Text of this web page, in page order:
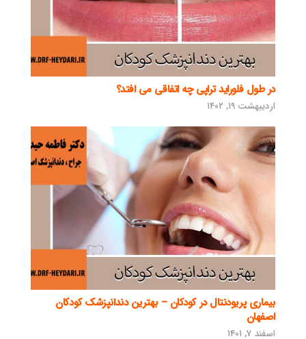
در طول فلوراید تراپی چه اتفاقی می افتد؟
اردیبهشت ۱۹, ۱۴۰۲
بیماری پریودنتال در کودکان – بهترین دندانپزشک کودکان
اصفهان
اسفند ۷, ۱۴۰۱